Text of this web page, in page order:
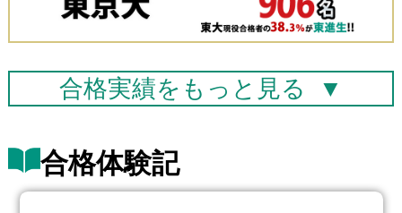
合格実績を もっと見る ▼
合格体験記